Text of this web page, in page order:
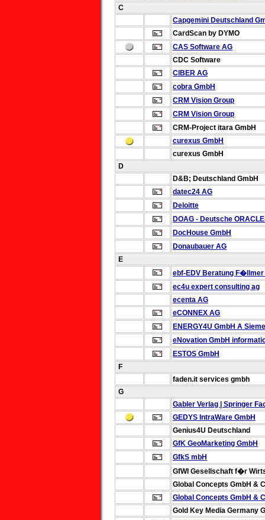
C
Capgemini Deutschland
CardScan by DYMO
CAS Software AG
CDC Software
CIBER AG
cobra GmbH
CRM Vision Group
CRM Vision Group
CRM-Project itara GmbH
curexus GmbH
curexus GmbH
D
D&B; Deutschland GmbH
datec24 AG
Deloitte
DOAG - Deutsche
DocHouse GmbH
Donaubauer AG
E
ebf-EDV Beratung F�llmer
ec4u expert consulting ag
ecenta AG
eCONNEX AG
ENERGY4U GmbH A
eNovation GmbH
ESTOS GmbH
F
faden.it services gmbh
G
Gabler Verlag | Springer
GEDYS IntraWare GmbH
Genius4U Deutschland
GfK GeoMarketing GmbH
GfkS mbH
GfWI Gesellschaft f�r
Global Concepts GmbH &
Global Concepts GmbH &
Gold Key Media Germany